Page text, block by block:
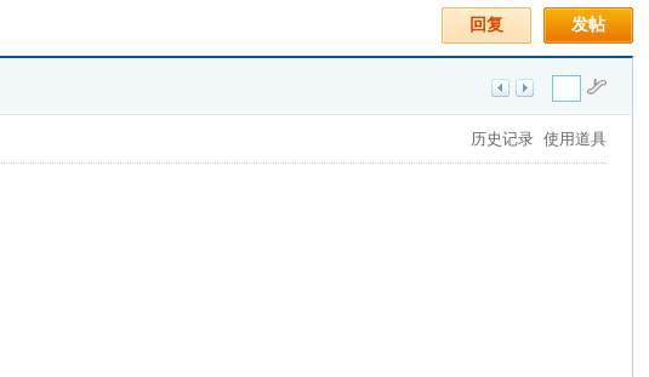
发帖
回复
历史记录 使用道具